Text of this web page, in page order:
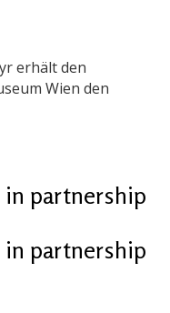
erhält den
Wien den
in partnership
in partnership